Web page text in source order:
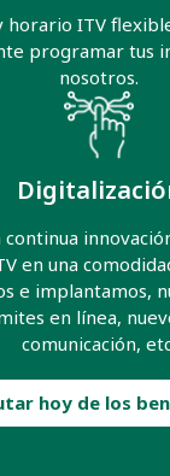
horario ITV
programar tus
nosotros.
continua
en una
e implantamos,
en línea,
comunicación,
hoy de los